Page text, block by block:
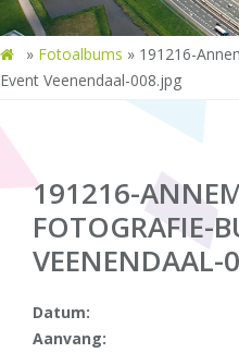
» Fotoalbums » 191216-
Event Veenendaal-008.jpg
191216-
FOTOGRAFIE-
VEENENDAAL-
Datum:
Aanvang: